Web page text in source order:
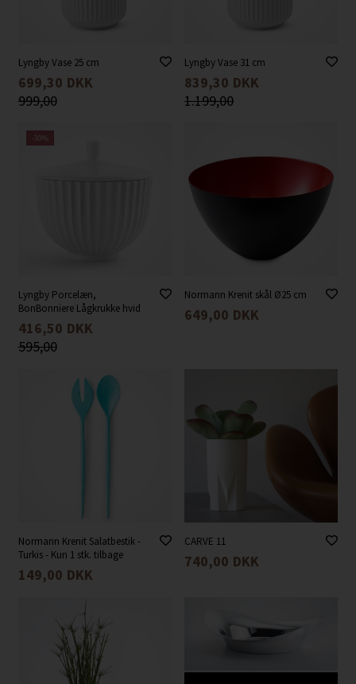
Lyngby Vase 25 cm
699,30 DKK
999,00
Lyngby Vase 31 cm
839,30 DKK
1.199,00
-30%
Lyngby Porcelæn,
BonBonniere Lågkrukke hvid
416,50 DKK
595,00
Normann Krenit skål Ø25 cm
649,00 DKK
Normann Krenit Salatbestik -
Turkis - Kun 1 stk. tilbage
149,00 DKK
CARVE 11
740,00 DKK